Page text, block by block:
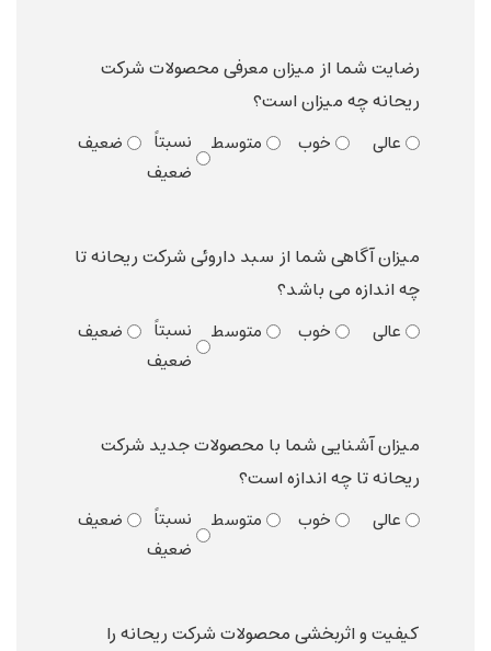
رضایت شما از میزان معرفی محصولات شرکت
ریحانه چه میزان است؟
عالی خوب متوسط
نسبتاً
ضعیف
ضعیف
میزان آگاهی شما از سبد داروئی شرکت ریحانه تا
چه اندازه می باشد؟
عالی خوب متوسط
نسبتاً
ضعیف
ضعیف
میزان آشنایی شما با محصولات جدید شرکت
ریحانه تا چه اندازه است؟
عالی خوب متوسط
نسبتاً
ضعیف
ضعیف
کیفیت و اثربخشی محصولات شرکت ریحانه را